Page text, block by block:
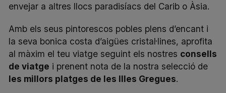
envejar a altres llocs paradisíacs del Carib o Àsia.
Amb els seus pintorescos pobles plens d’encant i
la seva bonica costa d’aigües cristal·lines, aprofita
al màxim el teu viatge seguint els nostres consells
de viatge i prenent nota de la nostra selecció de
les millors platges de les Illes Gregues.